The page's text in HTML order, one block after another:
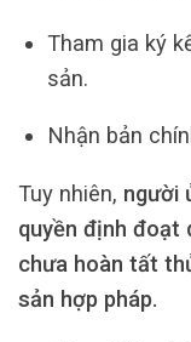
Tham gia ký
sản.
Nhận bản
Tuy nhiên, người
quyền định đoạt
chưa hoàn tất
sản hợp pháp.